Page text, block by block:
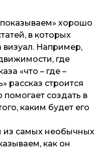
хорошо
в которых
Например,
где
«что – где –
рассказ строится
создать в
каким будет его
из самых необычных
как он